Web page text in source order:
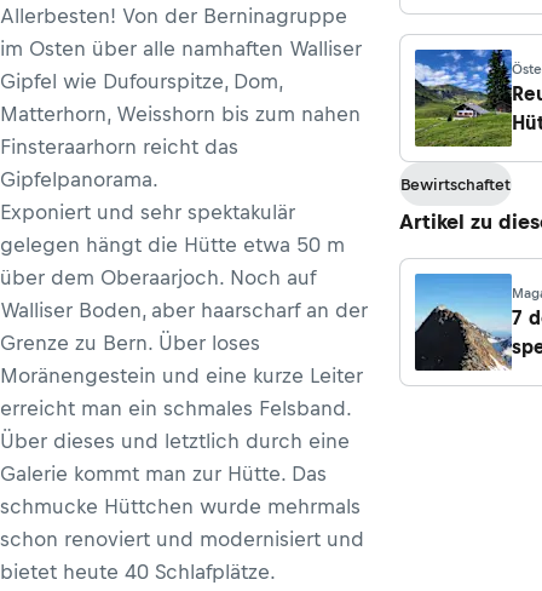
Allerbesten! Von der Berninagruppe
im Osten über alle namhaften Walliser
Gipfel wie Dufourspitze, Dom,
Matterhorn, Weisshorn bis zum nahen
Finsteraarhorn reicht das
Gipfelpanorama.
Exponiert und sehr spektakulär
gelegen hängt die Hütte etwa 50 m
über dem Oberaarjoch. Noch auf
Walliser Boden, aber haarscharf an der
Grenze zu Bern. Über loses
Moränengestein und eine kurze Leiter
erreicht man ein schmales Felsband.
Über dieses und letztlich durch eine
Galerie kommt man zur Hütte. Das
schmucke Hüttchen wurde mehrmals
schon renoviert und modernisiert und
bietet heute 40 Schlafplätze.
Bewirtschaftet
Artikel zu
7